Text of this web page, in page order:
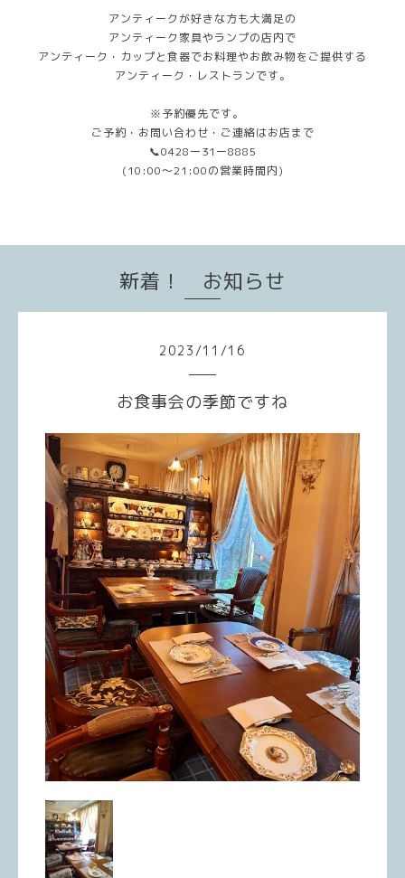
アンティークが好きな方も大満足の
アンティーク家具やランプの店内で
アンティーク・カップと食器でお料理やお飲み物をご提供する
アンティーク・レストランです。
※予約優先です。
ご予約・お問い合わせ・ご連絡はお店まで
📞0428ー31ー8885
(10:00〜21:00の営業時間内)
新着！ お知らせ
2023 /11 /16
お食事会の季節ですね